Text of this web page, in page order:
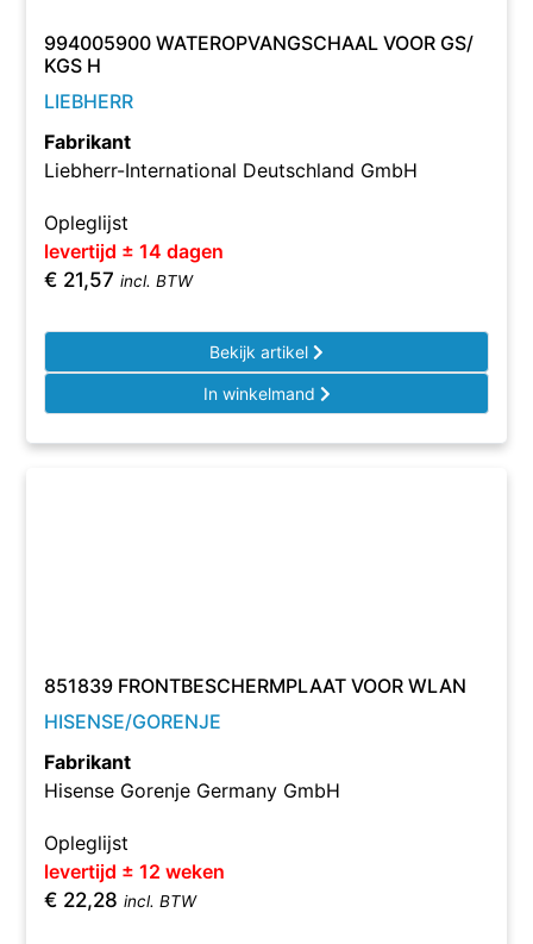
994005900 WATEROPVANGSCHAAL VOOR GS/
KGS H
LIEBHERR
Fabrikant
Liebherr-International Deutschland GmbH
Opleglijst
levertijd ± 14 dagen
€ 21,57 incl. BTW
Bekijk artikel
In winkelmand
851839 FRONTBESCHERMPLAAT VOOR WLAN
HISENSE/GORENJE
Fabrikant
Hisense Gorenje Germany GmbH
Opleglijst
levertijd ± 12 weken
€ 22,28 incl. BTW